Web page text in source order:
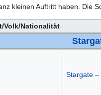
kleinen Auftritt haben. Die
Volk/Nationalität
Stargate –